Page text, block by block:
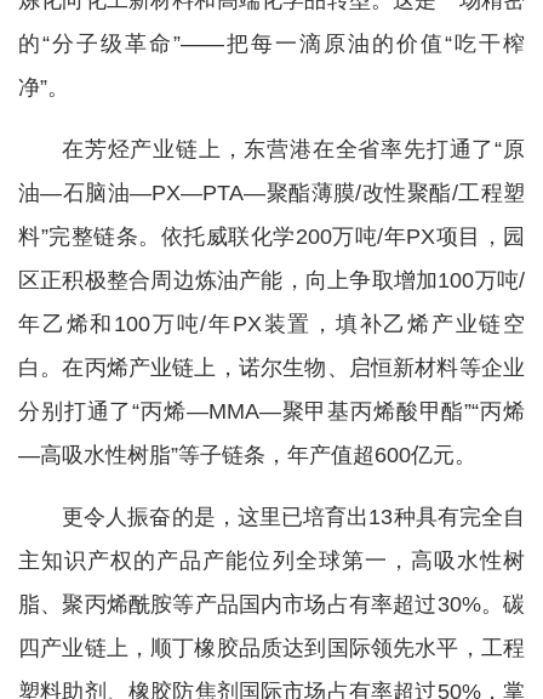
的“分子级革命”——把每一滴原油的价值“吃干榨
净”。
在芳烃产业链上，东营港在全省率先打通了“原
油—石脑油—PX—PTA—聚酯薄膜/改性聚酯/工程塑
料”完整链条。依托威联化学200万吨/年PX项目，园
区正积极整合周边炼油产能，向上争取增加100万吨/
年乙烯和100万吨/年PX装置，填补乙烯产业链空
白。在丙烯产业链上，诺尔生物、启恒新材料等企业
分别打通了“丙烯—MMA—聚甲基丙烯酸甲酯”“丙烯
—高吸水性树脂”等子链条，年产值超600亿元。
更令人振奋的是，这里已培育出13种具有完全自
主知识产权的产品产能位列全球第一，高吸水性树
脂、聚丙烯酰胺等产品国内市场占有率超过30%。碳
四产业链上，顺丁橡胶品质达到国际领先水平，工程
塑料助剂、橡胶防焦剂国际市场占有率超过50%，掌